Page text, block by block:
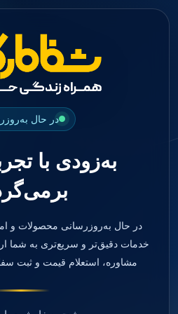
در حال
به‌زودی با
در حال به‌روزرسانی محصولات و
خدمات دقیق‌تر و سریع‌تری به شما
مشاوره، استعلام قیمت و ثبت
جستجو
Impression Coping
صفحه اصلی
دندانپزشکی
مواد ترمیمی
کامپوزیت
کامپوزیت فلو
اسید اچ
باندینگ
بلیچینگ